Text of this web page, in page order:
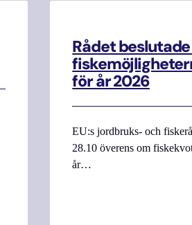
Rådet
för år 2026
EU:s jordbruks- och
28.10 överens om
år…